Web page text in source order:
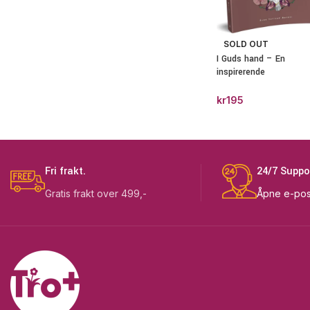
SOLD OUT
I Guds hand – En
inspirerende
voksne
kr195
Fri frakt.
Gratis frakt over 499,-
24/7
Åpne e-